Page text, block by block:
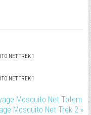
NET TREK 1
NET TREK 1
Mosquito Net Totem
Mosquito Net Trek 2 »